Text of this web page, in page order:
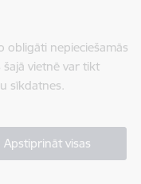
obligāti nepieciešamās
vietnē var tikt
sīkdatnes.
Apstiprināt visas